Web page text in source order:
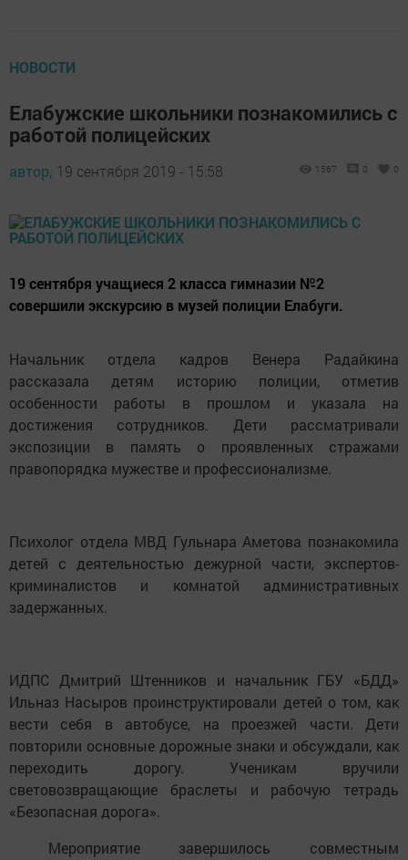
НОВОСТИ
Елабужские школьники познакомились с
работой полицейских
автор, 19 сентября 2019 - 15:58 1567 0 0
19 сентября учащиеся 2 класса гимназии №2
совершили экскурсию в музей полиции Елабуги.
Начальник отдела кадров Венера Радайкина
рассказала детям историю полиции, отметив
особенности работы в прошлом и указала на
достижения сотрудников. Дети рассматривали
экспозиции в память о проявленных стражами
правопорядка мужестве и профессионализме.
Психолог отдела МВД Гульнара Аметова познакомила
детей с деятельностью дежурной части, экспертов-
криминалистов и комнатой административных
задержанных.
ИДПС Дмитрий Штенников и начальник ГБУ «БДД»
Ильназ Насыров проинструктировали детей о том, как
вести себя в автобусе, на проезжей части. Дети
повторили основные дорожные знаки и обсуждали, как
переходить дорогу. Ученикам вручили
световозвращающие браслеты и рабочую тетрадь
«Безопасная дорога».
Мероприятие завершилось совместным